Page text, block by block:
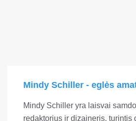
Mindy Schiller - eglės
Mindy Schiller yra laisvai
redaktorius ir dizaineris, turintis